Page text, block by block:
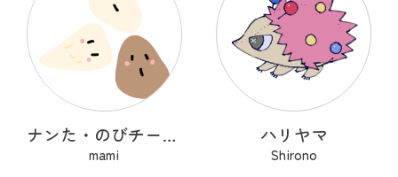
ナンた・のびチー・ショコナン
mami
ハリヤマ
Shirono